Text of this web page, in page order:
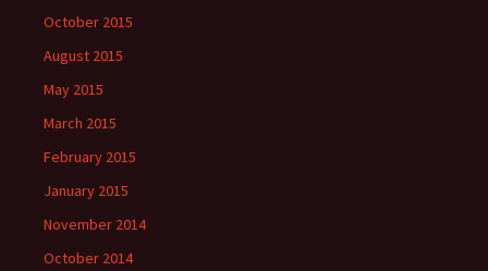
October 2015
August 2015
May 2015
March 2015
February 2015
January 2015
November 2014
October 2014